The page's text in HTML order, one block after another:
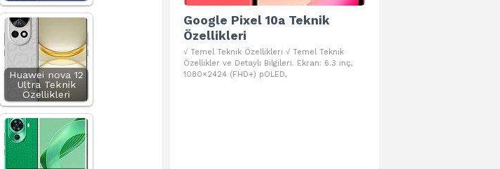
Huawei nova 12
Ultra Teknik
Özellikleri
Google Pixel 10 Pro Teknik
Özellikleri
√ Temel Teknik Özellikleri √ Temel Teknik
Özellikler ve Detaylı Bilgileri. Ekran: 6.3 inç,
1280 x 2856 piksel, 120 Hz LTPO
Google Pixel 10a Teknik
Özellikleri
√ Temel Teknik Özellikleri √ Temel Teknik
Özellikler ve Detaylı Bilgileri. Ekran: 6.3 inç,
1080×2424 (FHD+) pOLED,